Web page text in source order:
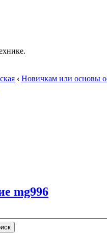
‹ Новичкам или основы
mg996